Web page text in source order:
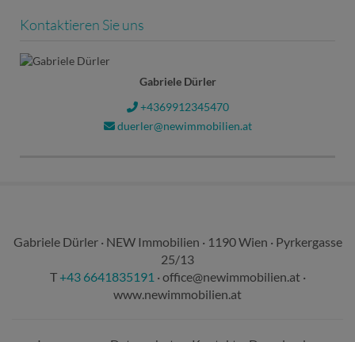
Kontaktieren Sie uns
Gabriele Dürler
+4369912345470
duerler@newimmobilien.at
Gabriele Dürler · NEW Immobilien · 1190 Wien · Pyrkergasse
25/13
T+43 6641835191 · office@newimmobilien.at·
www.newimmobilien.at